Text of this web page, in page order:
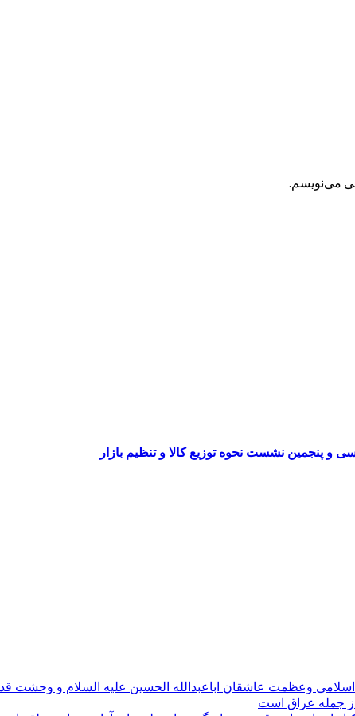
می‌نویسم.
و پنجمین نشست نحوه توزیع کالا و تنظیم بازار
وعظمت عاشقان اباعبدالله الحسین علیه السلام و وحشت
جمله عراق است